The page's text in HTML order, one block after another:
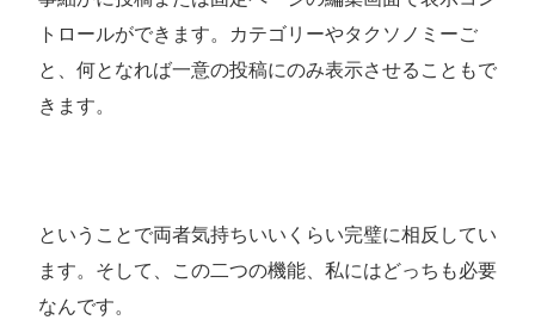
トロールができます。カテゴリーやタクソノミーご
と、何となれば一意の投稿にのみ表示させることもで
きます。
ということで両者気持ちいいくらい完璧に相反してい
ます。そして、この二つの機能、私にはどっちも必要
なんです。